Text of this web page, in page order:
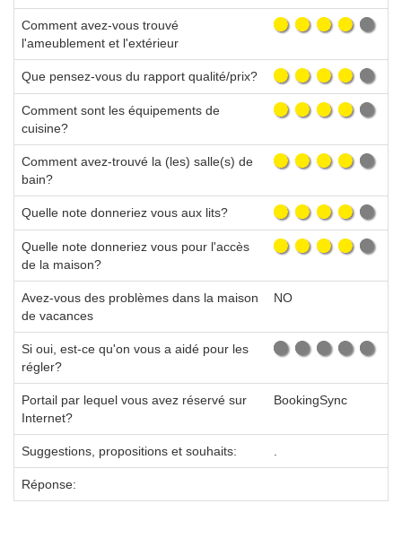
Comment avez-vous trouvé
l'ameublement et l'extérieur
Que pensez-vous du rapport qualité/prix?
Comment sont les équipements de
cuisine?
Comment avez-trouvé la (les) salle(s) de
bain?
Quelle note donneriez vous aux lits?
Quelle note donneriez vous pour l'accès
de la maison?
Avez-vous des problèmes dans la maison
de vacances
NO
Si oui, est-ce qu'on vous a aidé pour les
régler?
Portail par lequel vous avez réservé sur
Internet?
BookingSync
Suggestions, propositions et souhaits:
Réponse: